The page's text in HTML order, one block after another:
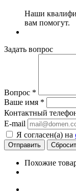
Наши
вам помогут.
Задать вопрос
Вопрос *
Ваше имя *
Контактный
E-mail
Я согласен(а) на
Похожие